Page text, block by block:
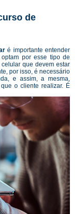
de
é importante entender
por esse tipo de
que devem estar
por isso, é necessário
e assim, a mesma,
o cliente realizar. É